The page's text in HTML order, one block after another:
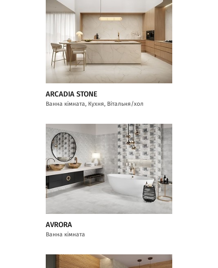
ARCADIA STONE
Ванна кімната, Кухня, Вітальня/хол
AVRORA
Ванна кімната